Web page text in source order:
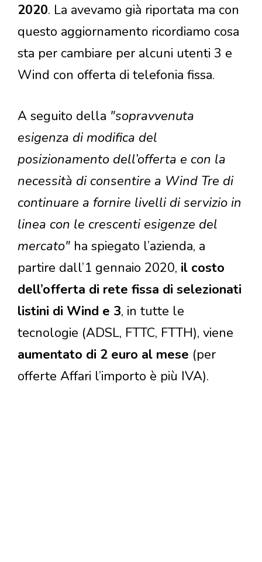
2020. La avevamo già riportata ma con
questo aggiornamento ricordiamo cosa
sta per cambiare per alcuni utenti 3 e
Wind con offerta di telefonia fissa.
A seguito della "sopravvenuta
esigenza di modifica del
posizionamento dell’offerta e con la
necessità di consentire a Wind Tre di
continuare a fornire livelli di servizio in
linea con le crescenti esigenze del
mercato" ha spiegato l’azienda, a
partire dall’1 gennaio 2020, il costo
dell’offerta di rete fissa di selezionati
listini di Wind e 3, in tutte le
tecnologie (ADSL, FTTC, FTTH), viene
aumentato di 2 euro al mese (per
offerte Affari l’importo è più IVA).